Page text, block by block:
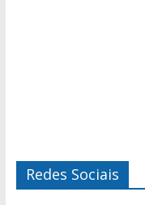
Redes Sociais